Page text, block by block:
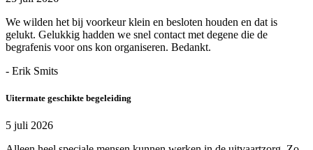
We wilden het bij voorkeur klein en besloten houden en dat is
gelukt. Gelukkig hadden we snel contact met degene die de
begrafenis voor ons kon organiseren. Bedankt.
- Erik Smits
Uitermate geschikte begeleiding
5 juli 2026